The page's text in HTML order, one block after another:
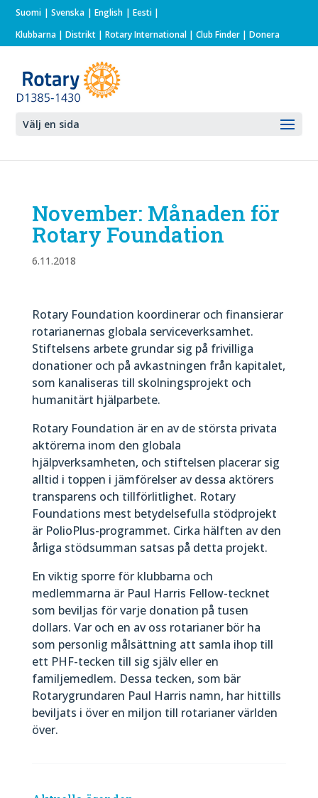
Suomi Svenska English
Eesti
Klubbarna |Distrikt |Rotary International | Club Finder | Donera
Välj en sida
November: Månaden för
Rotary Foundation
6.11.2018
Rotary Foundation koordinerar och finansierar
rotarianernas globala serviceverksamhet.
Stiftelsens arbete grundar sig på frivilliga
donationer och på avkastningen från kapitalet,
som kanaliseras till skolningsprojekt och
humanitärt hjälparbete.
Rotary Foundation är en av de största privata
aktörerna inom den globala
hjälpverksamheten, och stiftelsen placerar sig
alltid i toppen i jämförelser av dessa aktörers
transparens och tillförlitlighet. Rotary
Foundations mest betydelsefulla stödprojekt
är PolioPlus-programmet. Cirka hälften av den
årliga stödsumman satsas på detta projekt.
En viktig sporre för klubbarna och
medlemmarna är Paul Harris Fellow-tecknet
som beviljas för varje donation på tusen
dollars. Var och en av oss rotarianer bör ha
som personlig målsättning att samla ihop till
ett PHF-tecken till sig själv eller en
familjemedlem. Dessa tecken, som bär
Rotarygrundaren Paul Harris namn, har hittills
beviljats i över en miljon till rotarianer världen
över.